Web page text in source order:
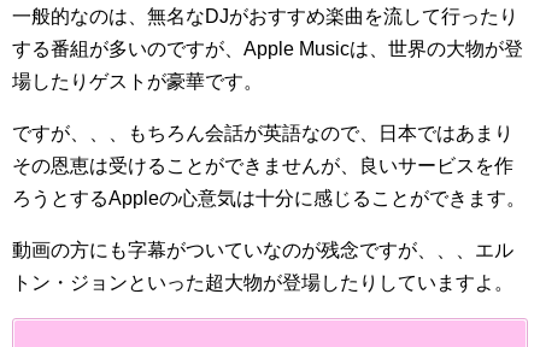
一般的なのは、無名なDJがおすすめ楽曲を流して行ったり
する番組が多いのですが、Apple Musicは、世界の大物が登
場したりゲストが豪華です。
ですが、、、もちろん会話が英語なので、日本ではあまり
その恩恵は受けることができませんが、良いサービスを作
ろうとするAppleの心意気は十分に感じることができます。
動画の方にも字幕がついていなのが残念ですが、、、エル
トン・ジョンといった超大物が登場したりしていますよ。